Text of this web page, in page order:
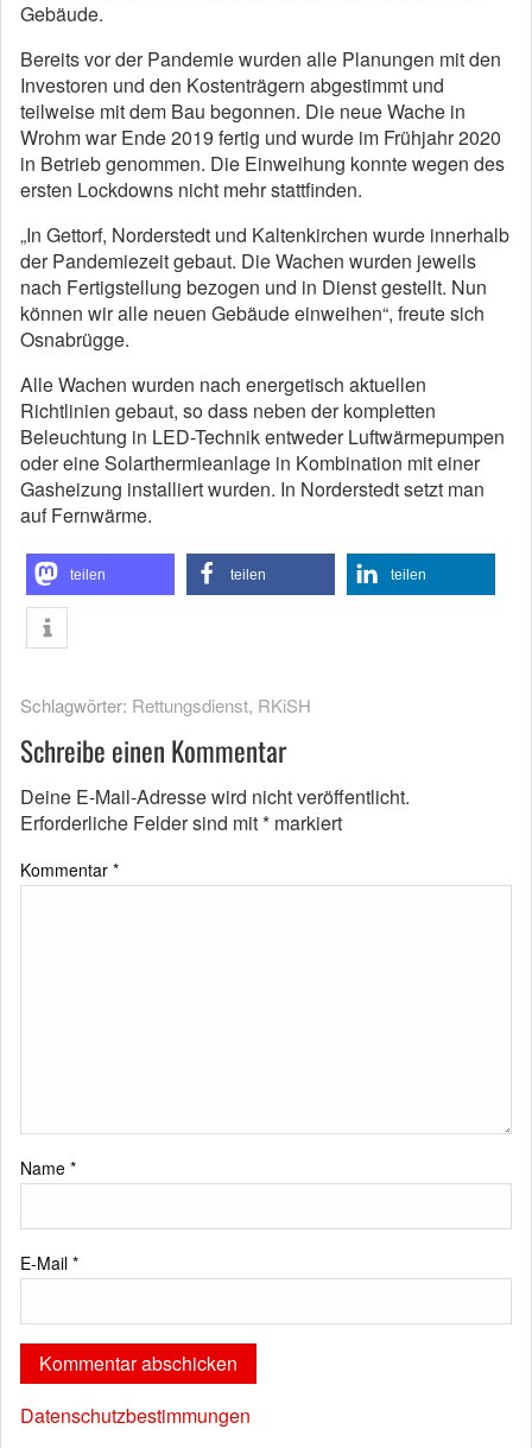
Gebäude.
Bereits vor der Pandemie wurden alle Planungen mit den
Investoren und den Kostenträgern abgestimmt und
teilweise mit dem Bau begonnen. Die neue Wache in
Wrohm war Ende 2019 fertig und wurde im Frühjahr 2020
in Betrieb genommen. Die Einweihung konnte wegen des
ersten Lockdowns nicht mehr stattfinden.
„In Gettorf, Norderstedt und Kaltenkirchen wurde innerhalb
der Pandemiezeit gebaut. Die Wachen wurden jeweils
nach Fertigstellung bezogen und in Dienst gestellt. Nun
können wir alle neuen Gebäude einweihen“, freute sich
Osnabrügge.
Alle Wachen wurden nach energetisch aktuellen
Richtlinien gebaut, so dass neben der kompletten
Beleuchtung in LED-Technik entweder Luftwärmepumpen
oder eine Solarthermieanlage in Kombination mit einer
Gasheizung installiert wurden. In Norderstedt setzt man
auf Fernwärme.
teilen teilen teilen
Schlagwörter: Rettungsdienst, RKiSH
Schreibe einen Kommentar
Deine E-Mail-Adresse wird nicht veröffentlicht.
Erforderliche Felder sind mit* markiert
Kommentar *
Name *
E-Mail *
Datenschutzbestimmungen